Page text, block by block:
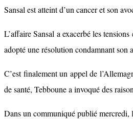
Sansal est atteint d’un cancer et son
L’affaire Sansal a exacerbé les
adopté une résolution condamnant
C’est finalement un appel de
de santé, Tebboune a invoqué des
Dans un communiqué publié mercredi,